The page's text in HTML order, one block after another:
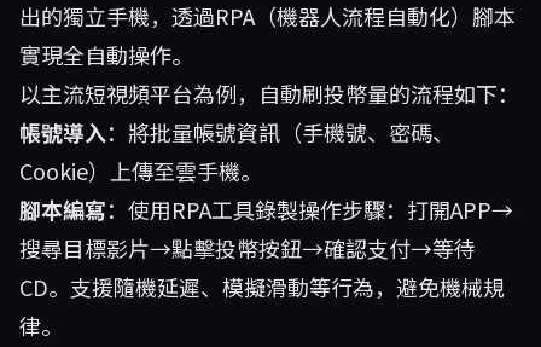
出的獨立手機，透過RPA（機器人流程自動化）腳本
實現全自動操作。
以主流短視頻平台為例，自動刷投幣量的流程如下：
帳號導入：將批量帳號資訊（手機號、密碼、
Cookie）上傳至雲手機。
腳本編寫：使用RPA工具錄製操作步驟：打開APP→
搜尋目標影片→點擊投幣按鈕→確認支付→等待
CD。支援隨機延遲、模擬滑動等行為，避免機械規
律。